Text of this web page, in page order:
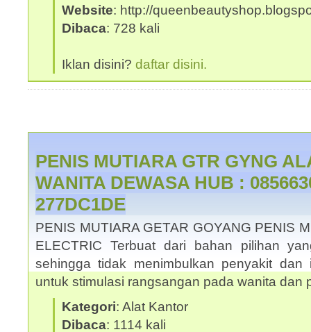
Website: http://
Dibaca: 728 kali
Iklan disini? daftar disini.
PENIS MUTIARA GTR GYNG
WANITA DEWASA HUB :
277DC1DE
PENIS MUTIARA GETAR GOYANG PENIS
ELECTRIC Terbuat dari bahan pilihan
sehingga tidak menimbulkan penyakit dan
untuk stimulasi rangsangan pada wanita
Kategori: Alat Kantor
Dibaca: 1114 kali